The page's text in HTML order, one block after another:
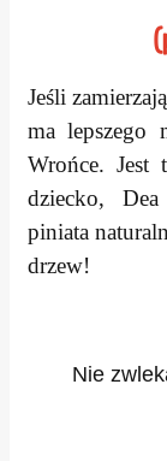
Jeśli
ma lepszego
Wrońce. Jest
dziecko,
piniata
drzew!
Nie